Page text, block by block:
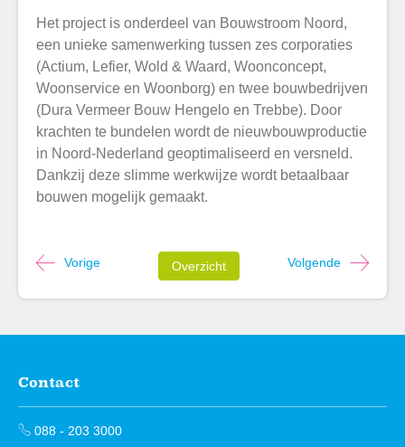
Het project is onderdeel van Bouwstroom Noord,
een unieke samenwerking tussen zes corporaties
(Actium, Lefier, Wold & Waard, Woonconcept,
Woonservice en Woonborg) en twee bouwbedrijven
(Dura Vermeer Bouw Hengelo en Trebbe). Door
krachten te bundelen wordt de nieuwbouwproductie
in Noord-Nederland geoptimaliseerd en versneld.
Dankzij deze slimme werkwijze wordt betaalbaar
bouwen mogelijk gemaakt.
Volgende
Overzicht
Vorige
Contactinformatie
Contact
088 - 203 3000